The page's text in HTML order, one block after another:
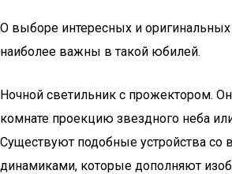
О выборе интересных и
наиболее важны в такой юбилей.
Ночной светильник с прожектором.
комнате проекцию звездного неба
Существуют подобные устройства со
динамиками, которые дополняют